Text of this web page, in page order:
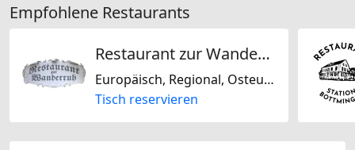
Empfohlene Restaurants
Restaurant zur Wanderruh
Europäisch, Regional, Osteuropäisch, Schweizerisch, Glutenfrei
Tisch reservieren